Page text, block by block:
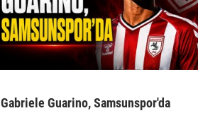
Gabriele Guarino, Samsunspor'da